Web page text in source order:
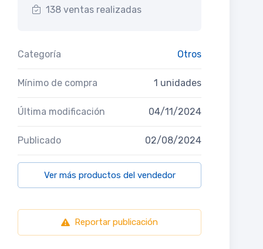
138 ventas realizadas
Categoría Otros
Mínimo de compra 1 unidades
Última modificación 04/11/2024
Publicado 02/08/2024
Ver más productos del vendedor
Reportar publicación